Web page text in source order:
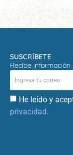
SUSCRÍBETE
Recibe
He leído y
privacidad.